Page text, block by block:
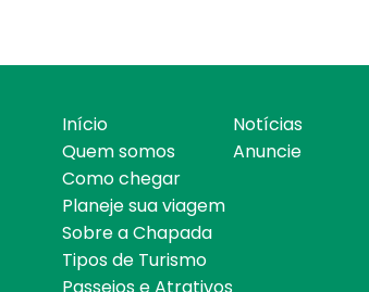
Início
Quem somos
Como chegar
Planeje sua viagem
Sobre a Chapada
Tipos de Turismo
Passeios e Atrativos
Notícias
Anuncie